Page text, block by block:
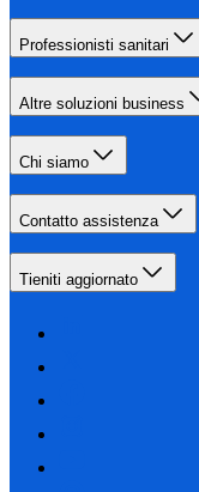
Professionisti sanitari
Altre soluzioni business
Chi siamo
Contatto assistenza
Tieniti aggiornato